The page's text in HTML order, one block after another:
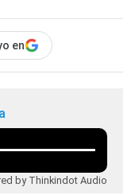
en
by Thinkindot Audio